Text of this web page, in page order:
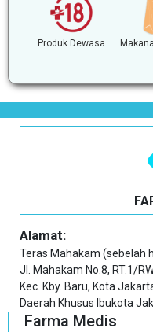
Produk Dewasa
Alamat:
Teras Mahakam (sebelah
Jl. Mahakam No.8, RT.1/
Kec. Kby. Baru, Kota
Daerah Khusus Ibukota
Farma Medis